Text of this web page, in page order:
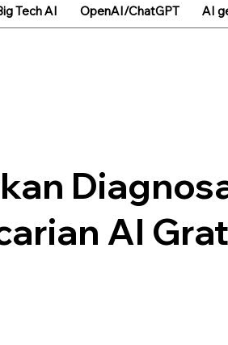
AI
Tech AI OpenAI/ChatGPT AI